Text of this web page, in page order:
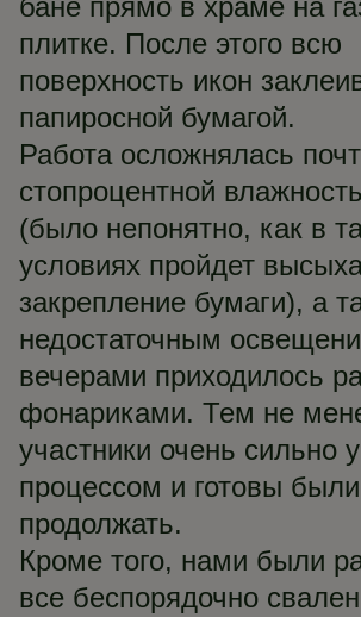
бане прямо в храме на
плитке. После этого всю
поверхность икон
папиросной бумагой.
Работа осложнялась
стопроцентной
(было непонятно, как в
условиях пройдет
закрепление бумаги), а
недостаточным
вечерами приходилось
фонариками. Тем не
участники очень сильно
процессом и готовы были
продолжать.
Кроме того, нами были
все беспорядочно